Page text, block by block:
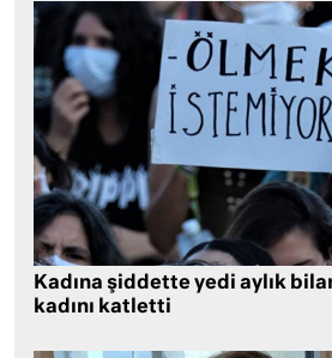
Kadına şiddette yedi aylık
kadını katletti